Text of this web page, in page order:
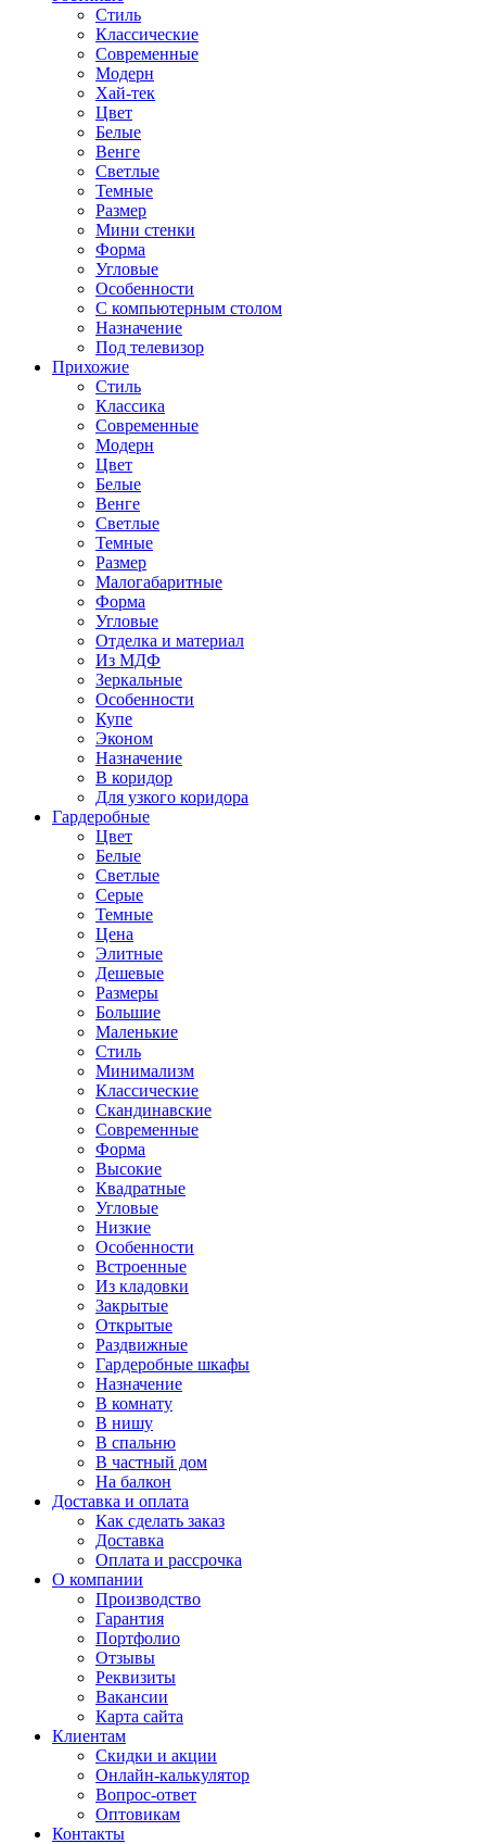
Стиль
Классические
Современные
Модерн
Хай-тек
Цвет
Белые
Венге
Светлые
Темные
Размер
Мини стенки
Форма
Угловые
Особенности
С компьютерным столом
Назначение
Под телевизор
Прихожие
Стиль
Классика
Современные
Модерн
Цвет
Белые
Венге
Светлые
Темные
Размер
Малогабаритные
Форма
Угловые
Отделка и материал
Из МДФ
Зеркальные
Особенности
Купе
Эконом
Назначение
В коридор
Для узкого коридора
Гардеробные
Цвет
Белые
Светлые
Серые
Темные
Цена
Элитные
Дешевые
Размеры
Большие
Маленькие
Стиль
Минимализм
Классические
Скандинавские
Современные
Форма
Высокие
Квадратные
Угловые
Низкие
Особенности
Встроенные
Из кладовки
Закрытые
Открытые
Раздвижные
Гардеробные шкафы
Назначение
В комнату
В нишу
В спальню
В частный дом
На балкон
Доставка и оплата
Как сделать заказ
Доставка
Оплата и рассрочка
О компании
Производство
Гарантия
Портфолио
Отзывы
Реквизиты
Вакансии
Карта сайта
Клиентам
Скидки и акции
Онлайн-калькулятор
Вопрос-ответ
Оптовикам
Контакты